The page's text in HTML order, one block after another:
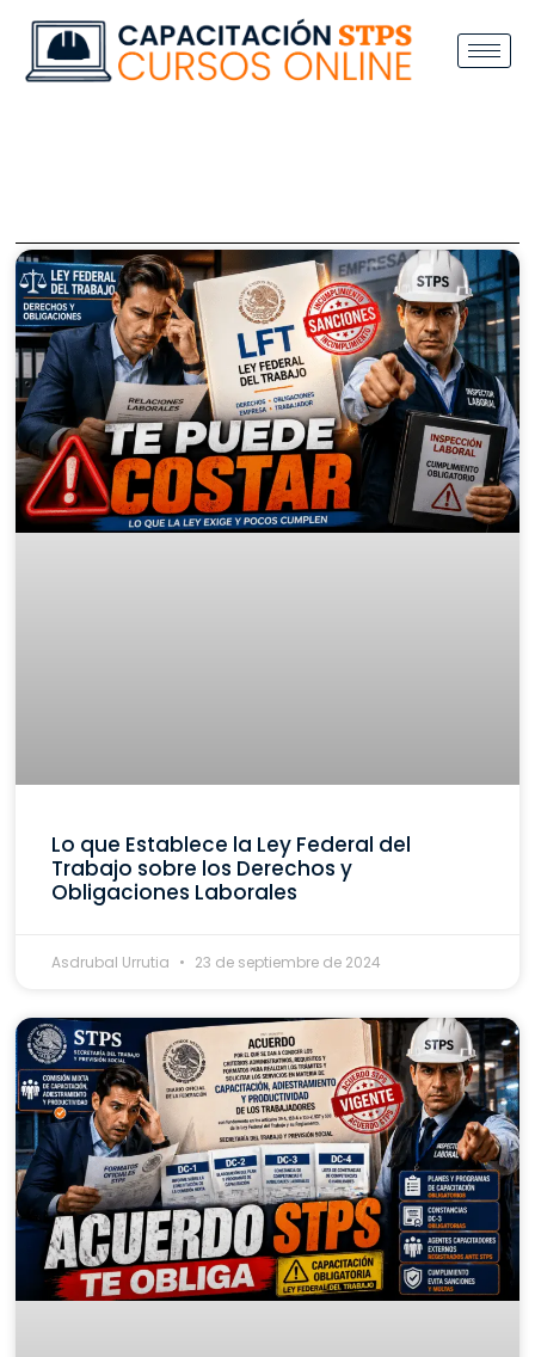
Lo que Establece la Ley Federal del
Trabajo sobre los Derechos y
Obligaciones Laborales
Asdrubal Urrutia 23 de septiembre de 2024